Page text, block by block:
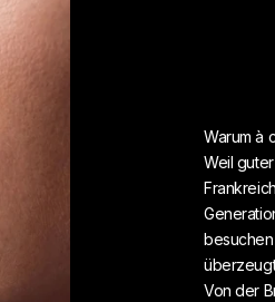
Warum à
Weil
besuchen
Von der